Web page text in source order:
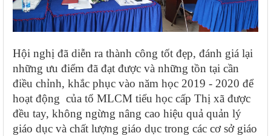
Hội nghị đã diễn ra thành công tốt đẹp, đánh giá lại
những ưu điểm đã đạt được và những tồn tại cần
điều chỉnh, khắc phục vào năm học 2019 - 2020 để
hoạt động của tổ MLCM tiểu học cấp Thị xã được
đều tay, không ngừng nâng cao hiệu quả quản lý
giáo dục và chất lượng giáo dục trong các cơ sở giáo